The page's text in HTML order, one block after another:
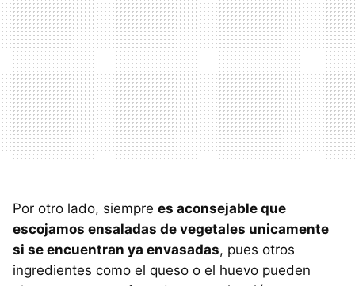
Por otro lado, siempre es aconsejable que
escojamos ensaladas de vegetales unicamente
si se encuentran ya envasadas, pues otros
ingredientes como el queso o el huevo pueden